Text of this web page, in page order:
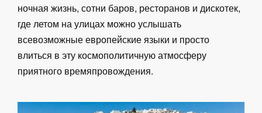
ночная жизнь, сотни баров, ресторанов и дискотек,
где летом на улицах можно услышать
всевозможные европейские языки и просто
влиться в эту космополитичную атмосферу
приятного времяпровождения.